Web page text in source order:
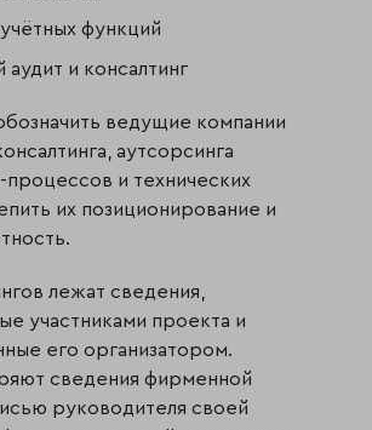
функций
аудит и консалтинг
ведущие компании
аутсорсинга
процессов и технических
их позиционирование и
лежат сведения,
участниками проекта и
его организатором.
сведения фирменной
руководителя своей